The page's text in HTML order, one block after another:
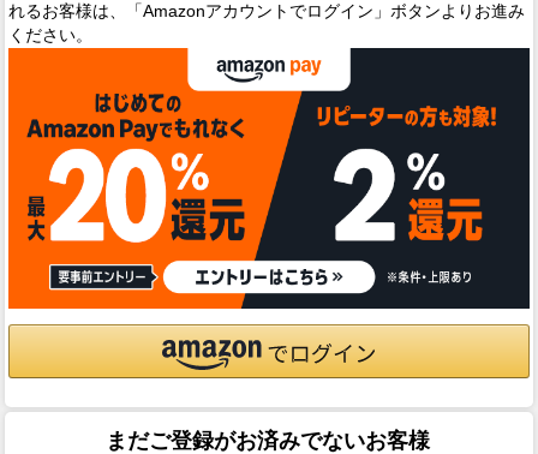
れるお客様は、「Amazonアカウントでログイン」ボタンよりお進み
ください。
まだご登録がお済みでないお客様